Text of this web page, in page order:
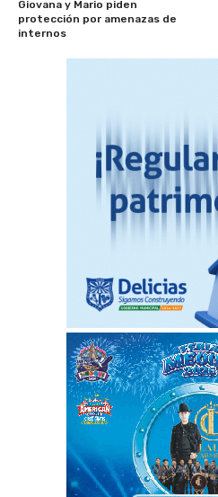
Giovana y Mario piden
protección por amenazas de
internos